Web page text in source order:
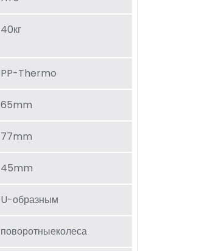
40кг
PP-Thermo
65mm
77mm
45mm
U-образным
поворотныеколеса